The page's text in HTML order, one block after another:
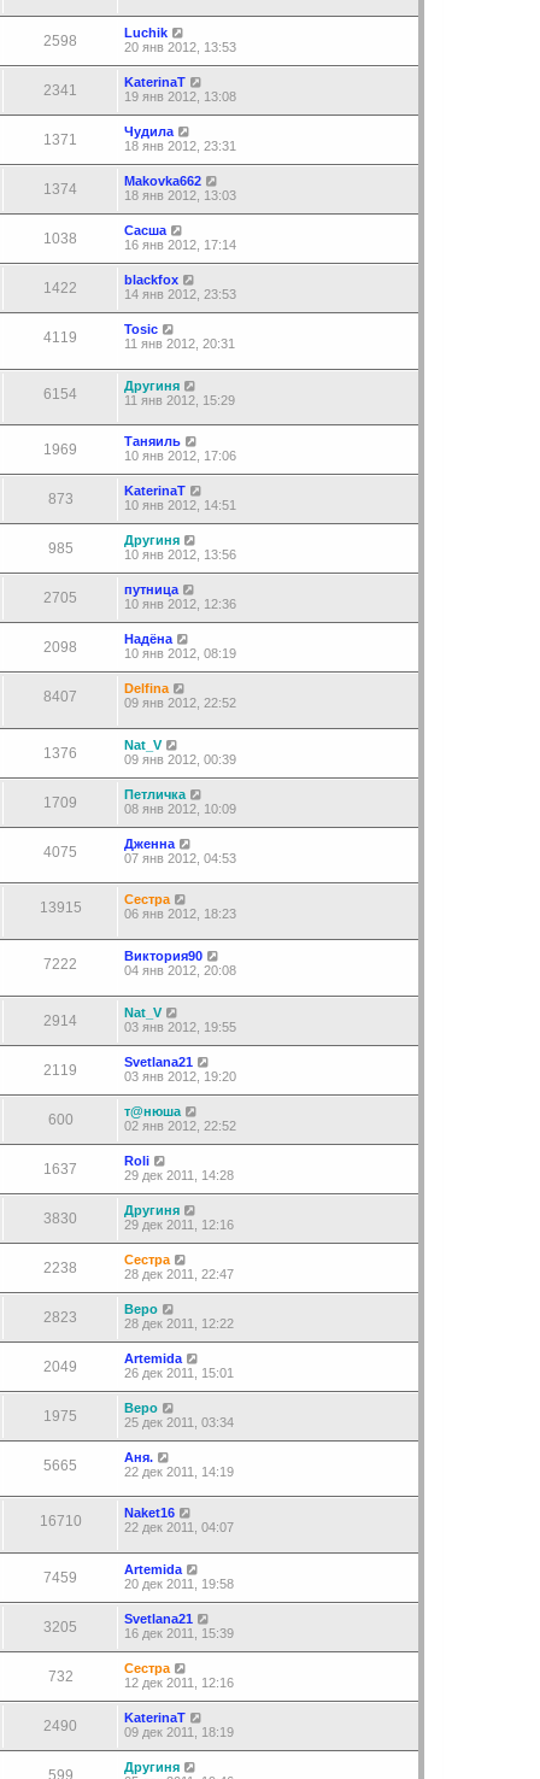
2598
Luchik
20 янв 2012, 13:53
2341
KaterinaT
19 янв 2012, 13:08
1371
Чудила
18 янв 2012, 23:31
1374
Makovka662
18 янв 2012, 13:03
1038
Сасша
16 янв 2012, 17:14
1422
blackfox
14 янв 2012, 23:53
4119
Tosic
11 янв 2012, 20:31
6154
Другиня
11 янв 2012, 15:29
1969
Таняиль
10 янв 2012, 17:06
873
KaterinaT
10 янв 2012, 14:51
985
Другиня
10 янв 2012, 13:56
2705
путница
10 янв 2012, 12:36
2098
Надёна
10 янв 2012, 08:19
8407
Delfina
09 янв 2012, 22:52
1376
Nat_V
09 янв 2012, 00:39
1709
Петличка
08 янв 2012, 10:09
4075
Дженна
07 янв 2012, 04:53
13915
Сестра
06 янв 2012, 18:23
7222
Виктория90
04 янв 2012, 20:08
2914
Nat_V
03 янв 2012, 19:55
2119
Svetlana21
03 янв 2012, 19:20
600
т@нюша
02 янв 2012, 22:52
1637
Roli
29 дек 2011, 14:28
3830
Другиня
29 дек 2011, 12:16
2238
Сестра
28 дек 2011, 22:47
2823
Веро
28 дек 2011, 12:22
2049
Artemida
26 дек 2011, 15:01
1975
Веро
25 дек 2011, 03:34
5665
Аня.
22 дек 2011, 14:19
16710
Naket16
22 дек 2011, 04:07
7459
Artemida
20 дек 2011, 19:58
3205
Svetlana21
16 дек 2011, 15:39
732
Сестра
12 дек 2011, 12:16
2490
KaterinaT
09 дек 2011, 18:19
599
Другиня